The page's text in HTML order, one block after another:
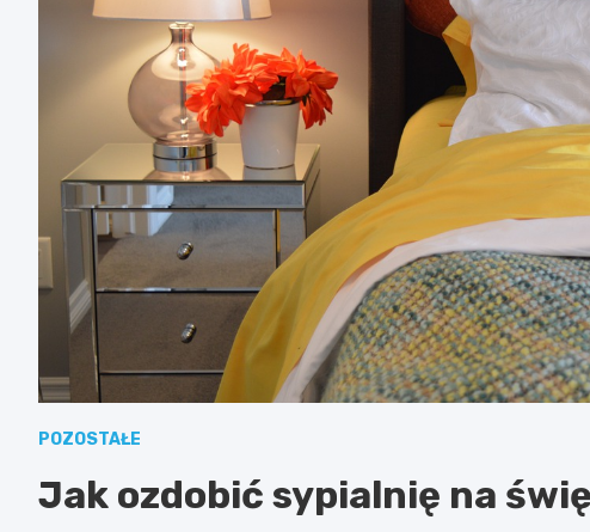
POZOSTAŁE
Jak ozdobić sypialnię na